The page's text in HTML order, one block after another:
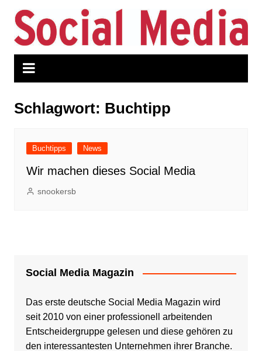
Inhalt
springen
Schlagwort: Buchtipp
Buchtipps News
Wir machen dieses Social Media
snookersb
Social Media Magazin
Das erste deutsche Social Media Magazin wird
seit 2010 von einer professionell arbeitenden
Entscheidergruppe gelesen und diese gehören zu
den interessantesten Unternehmen ihrer Branche.